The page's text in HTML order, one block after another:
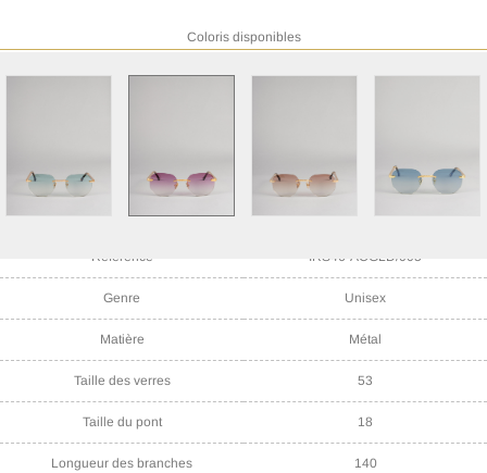
Coloris disponibles
Référence IRS46-ACGLD/005
Genre Unisex
Matière Métal
Taille des verres 53
Taille du pont 18
Longueur des branches 140